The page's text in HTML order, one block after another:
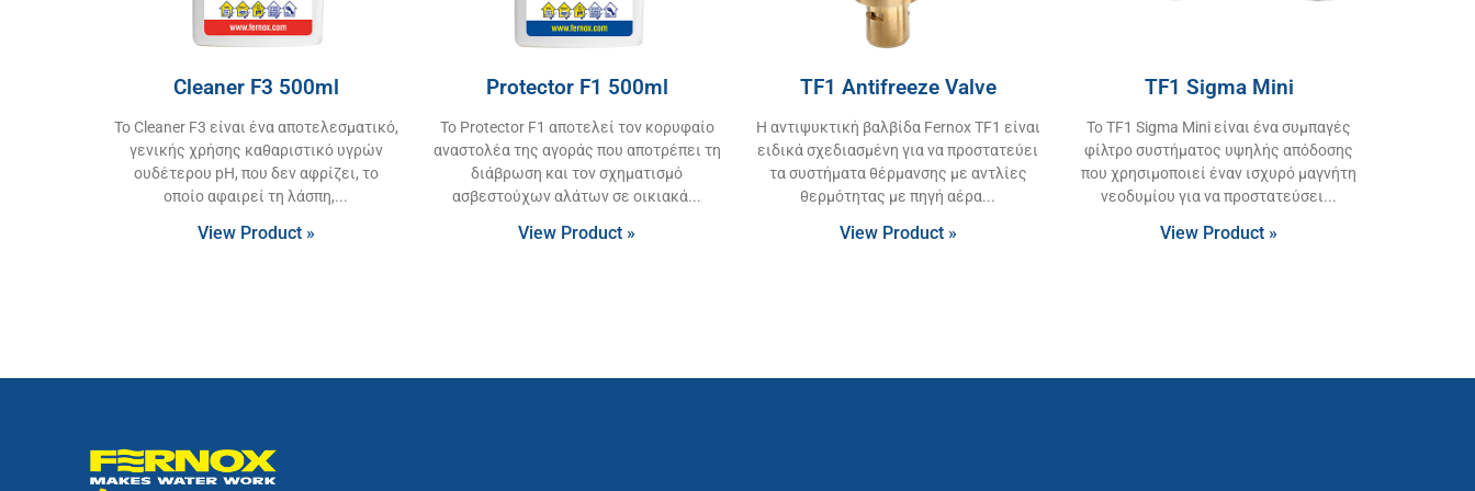
Cleaner F3 500ml
Το Cleaner F3 είναι ένα αποτελεσματικό,
γενικής χρήσης καθαριστικό υγρών
ουδέτερου pH, που δεν αφρίζει, το
οποίο αφαιρεί τη λάσπη,
View Product »
Protector F1 500ml
Το Protector F1 αποτελεί τον κορυφαίο
αναστολέα της αγοράς που αποτρέπει τη
διάβρωση και τον σχηματισμό
ασβεστούχων αλάτων σε οικιακά
View Product »
TF1 Antifreeze Valve
Η αντιψυκτική βαλβίδα Fernox TF1 είναι
ειδικά σχεδιασμένη για να προστατεύει
τα συστήματα θέρμανσης με αντλίες
θερμότητας με πηγή αέρα
View Product »
TF1 Sigma Mini
Το TF1 Sigma Mini είναι ένα συμπαγές
φίλτρο συστήματος υψηλής απόδοσης
που χρησιμοποιεί έναν ισχυρό μαγνήτη
νεοδυμίου για να προστατεύσει
View Product »